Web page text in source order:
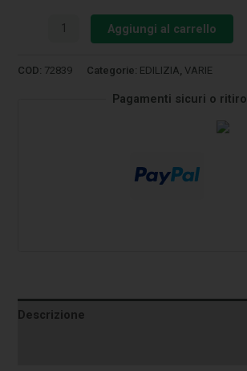
Aggiungi al carrello
COD: 72839 Categorie: EDILIZIA VARIE
Pagamenti sicuri o ritiro
Descrizione